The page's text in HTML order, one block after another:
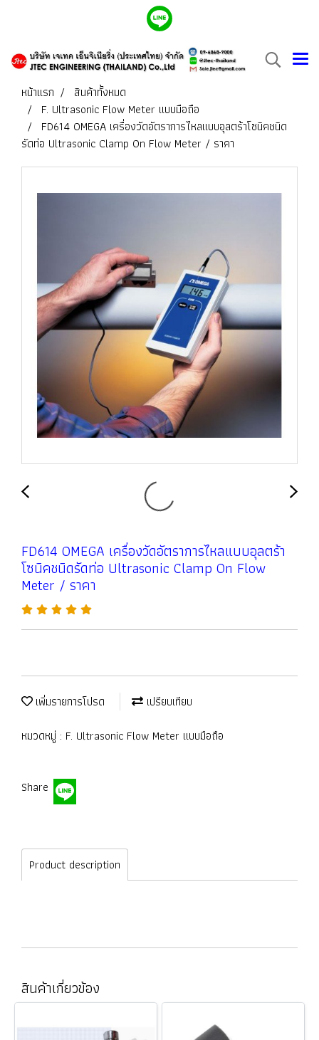
หน้าแรก
สินค้าทั้งหมด
F. Ultrasonic Flow Meter แบบมือถือ
FD614 OMEGA เครื่องวัดอัตราการไหลแบบอุลตร้าโซนิคชนิด
รัดท่อ Ultrasonic Clamp On Flow Meter / ราคา
FD614 OMEGA เครื่องวัดอัตราการไหลแบบอุลตร้า
โซนิคชนิดรัดท่อ Ultrasonic Clamp On Flow
Meter / ราคา
เพิ่มรายการโปรด
เปรียบเทียบ
หมวดหมู่ : F. Ultrasonic Flow Meter แบบมือถือ
Share
Product description
สินค้าเกี่ยวข้อง